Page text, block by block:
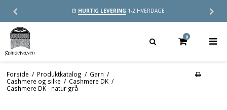
HURTIG LEVERING 1-2 HVERDAGE
0
Forside / Produktkatalog / Garn /
Cashmere og silke / Cashmere DK /
Cashmere DK - natur grå